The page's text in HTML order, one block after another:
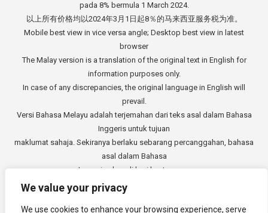
We value your privacy
We use cookies to enhance your browsing experience, serve
pada 8% bermula 1 March 2024.
以上所有价格均以2024年3月1日起8％的马来西亚服务税为准。
Mobile best view in vice versa angle; Desktop best view in latest
browser
The Malay version is a translation of the original text in English for
information purposes only.
In case of any discrepancies, the original language in English will
prevail.
Versi Bahasa Melayu adalah terjemahan dari teks asal dalam Bahasa
Inggeris untuk tujuan
maklumat sahaja. Sekiranya berlaku sebarang percanggahan, bahasa
asal dalam Bahasa
Inggeris akan di beri keutamaan.
中文版本是从英文原始文本的翻译，仅供参考。如有任何差异，以英语
Copyright © 2014 - 20263E Accounting Services Sdn. Bhd.